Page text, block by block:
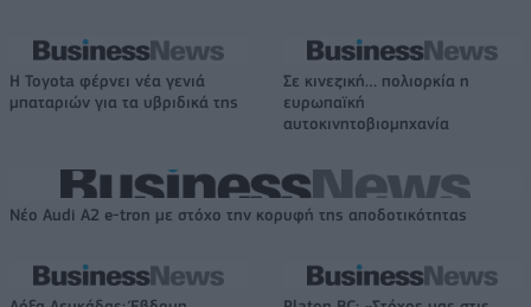
Η Toyota φέρνει νέα γενιά
μπαταριών για τα υβριδικά της
Σε κινεζική… πολιορκία η
ευρωπαϊκή
αυτοκινητοβιομηχανία
Νέο Audi A2 e-tron με στόχο την κορυφή της αποδοτικότητας